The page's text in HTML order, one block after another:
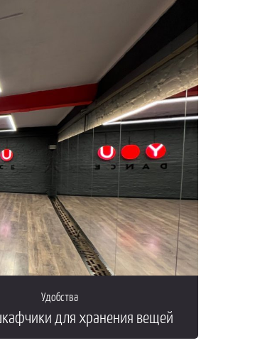
Удобства
для хранения вещей